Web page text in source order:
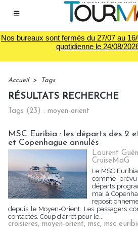
☰
Nos bureaux sont fermés du 27/07 au
quotidienne le 24/08/
Accueil > Tags
RÉSULTATS RECHERCHE
Tags (23) : moyen-orient
MSC Euribia : les départs des 2
et Copenhague annulés
Laurent
CruiseMaG
Le MSC
comme
départs
mai à
depuis le Moyen-Orient. Les passagers
contactés. Coup d’arrêt pour le...
croisieres, moyen-orient, msc, msc